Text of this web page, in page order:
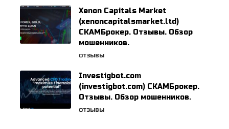
Xenon Capitals Market
(xenoncapitalsmarket.ltd)
СКАМБрокер. Отзывы. Обзор
мошенников.
ОТЗЫВЫ
Investigbot.com
(investigbot.com) СКАМБрокер.
Отзывы. Обзор мошенников.
ОТЗЫВЫ